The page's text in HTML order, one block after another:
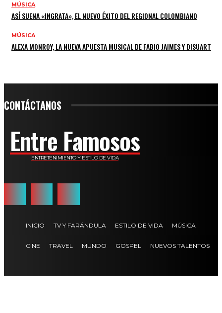
MÚSICA
ASÍ SUENA «INGRATA», EL NUEVO ÉXITO DEL REGIONAL COLOMBIANO
MÚSICA
ALEXA MONROY, LA NUEVA APUESTA MUSICAL DE FABIO JAIMES Y DISUART
CONTÁCTANOS
Entre Famosos
ENTRETENIMIENTO Y ESTILO DE VIDA
INICIO TV Y FARÁNDULA ESTILO DE VIDA MÚSICA
CINE TRAVEL MUNDO GOSPEL NUEVOS TALENTOS